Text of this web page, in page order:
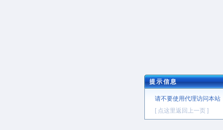
提示信息
请不要使用代理访问本站
[ 点这里返回上一页 ]